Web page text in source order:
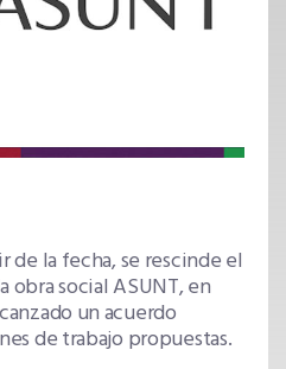
de la fecha, se rescinde el
social ASUNT, en
un acuerdo
de trabajo propuestas.